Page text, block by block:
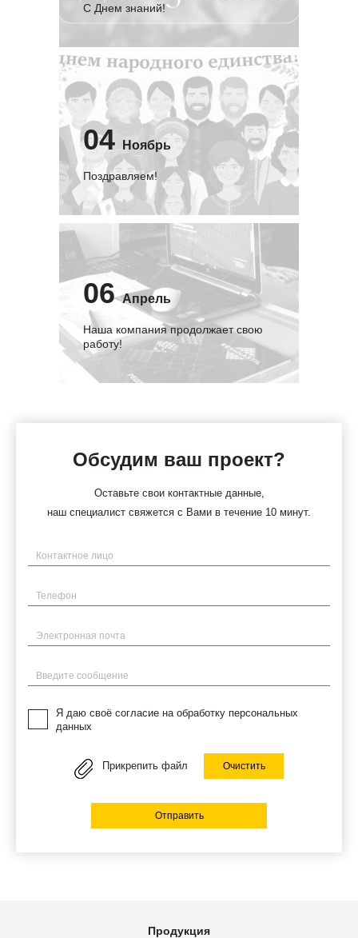
C Днем знаний!
04 Ноябрь
Поздравляем!
06 Апрель
Наша компания продолжает свою
работу!
Обсудим ваш проект?
Оставьте свои контактные данные,
наш специалист свяжется с Вами в течение 10 минут.
Имя
Телефон
Электронная почта
Введите сообщение
Я даю своё согласие на обработку персональных
данных
Прикрепить файл Очистить
Отправить
Продукция